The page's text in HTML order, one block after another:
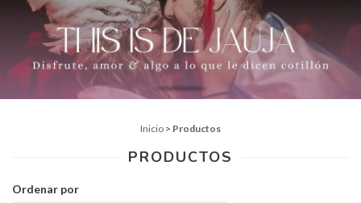
Inicio > Productos
PRODUCTOS
Ordenar por